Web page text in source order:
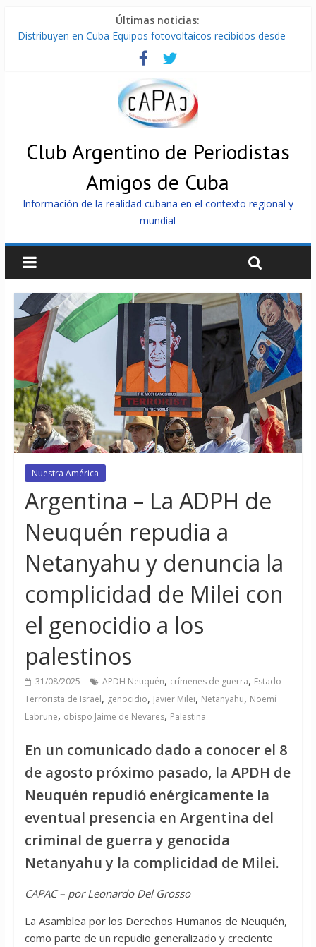
Últimas noticias:
Distribuyen en Cuba Equipos fotovoltaicos recibidos desde
La ONU condena medidas de EE.UU contra Cuba
Cuba alerta sobre doctrina militar de dominación de EEUU
Nuevas sanciones de EEUU contra Cuba apuntan a la
cooperación militar con Rusia y China
Brutal represión contra los que marchan para que no se
venda la patria
Club Argentino de Periodistas
Amigos de Cuba
Información de la realidad cubana en el contexto regional y
mundial
Nuestra América
Argentina – La ADPH de
Neuquén repudia a
Netanyahu y denuncia la
complicidad de Milei con
el genocidio a los
palestinos
31/08/2025 APDH Neuquén, crímenes de guerra, Estado
Terrorista de Israel, genocidio, Javier Milei, Netanyahu, Noemí
Labrune, obispo Jaime de Nevares, Palestina
En un comunicado dado a conocer el 8
de agosto próximo pasado, la APDH de
Neuquén repudió enérgicamente la
eventual presencia en Argentina del
criminal de guerra y genocida
Netanyahu y la complicidad de Milei.
CAPAC – por Leonardo Del Grosso
La Asamblea por los Derechos Humanos de Neuquén,
como parte de un repudio generalizado y creciente